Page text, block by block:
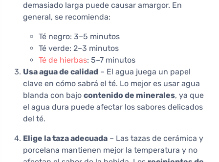
demasiado larga puede causar amargor. En
general, se recomienda:
Té negro: 3–5 minutos
Té verde: 2–3 minutos
Té de hierbas: 5–7 minutos
Usa agua de calidad – El agua juega un papel
clave en cómo sabrá el té. Lo mejor es usar agua
blanda con bajo contenido de minerales, ya que
el agua dura puede afectar los sabores delicados
del té.
Elige la taza adecuada – Las tazas de cerámica y
porcelana mantienen mejor la temperatura y no